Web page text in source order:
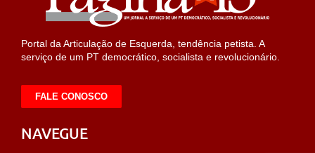
Portal da Articulação de Esquerda, tendência petista. A
serviço de um PT democrático, socialista e revolucionário.
FALE CONOSCO
NAVEGUE